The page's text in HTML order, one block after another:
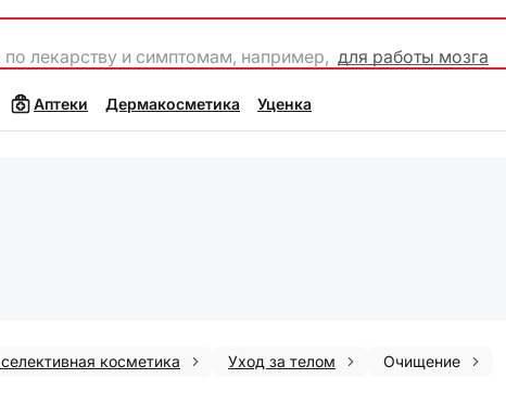
лекарству и симптомам, например, для работы мозга
Аптеки Дермакосметика Уценка
косметика Уход за телом Очищение